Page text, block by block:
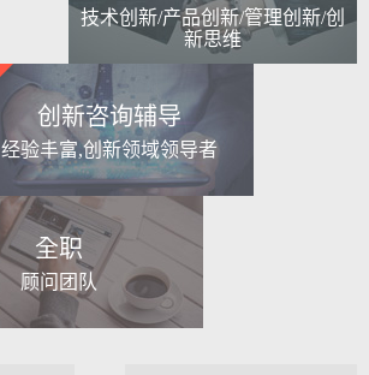
技术创新/产品创新/管理创新/创
新思维
创新咨询辅导
经验丰富,创新领域领导者
全职
顾问团队